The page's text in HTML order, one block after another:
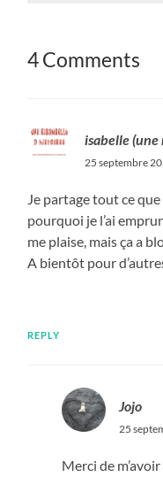
4 Comments
isabelle
25 septembre
Je partage tout ce
pourquoi je l’ai
me plaise, mais ça a
A bientôt pour
REPLY
Jojo
25
Merci de